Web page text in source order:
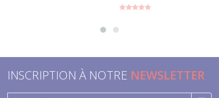
INSCRIPTION À NOTRE NEWSLETTER